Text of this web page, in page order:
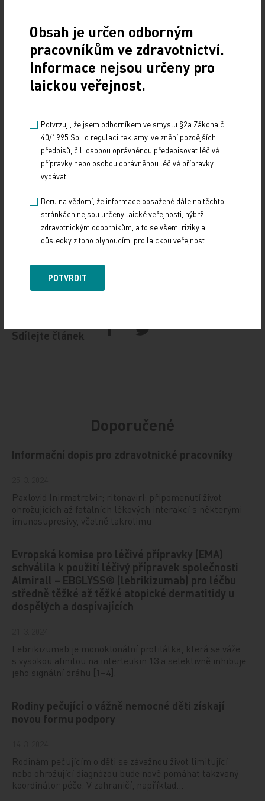
v předchozím roce. Důvodem je, že ambulantní
segment následuje doporučení pojišťovny ve formě
pozitivních listů na léky, a pomáhá tak VZP šetřit.
Je to už třetí rok v řadě, co pojišťovna neprovádí
O případném uzavření dalších dohod pro rok 2015
VZP a ČLK nadále jednají. Lze předpokládat, že
jednání budou ukončena poté, co bude známa
definitivní podoba tzv. úhradové vyhlášky.
Mgr. Oldřich Tichý
vedoucí tiskového oddělení a tiskový mluvčí
Zdroj: VZP
Sdílejte článek
Doporučené
Informační dopis pro zdravotnické pracovníky
Paxlovid (nirmatrelvir; ritonavir): připomenutí život
ohrožujících až fatálních lékových interakcí s některými
imunosupresivy, včetně takrolimu
Evropská komise pro léčivé přípravky (EMA)
schválila k použití léčivý přípravek společnosti
Almirall – EBGLYSS® (lebrikizumab) pro léčbu
středně těžké až těžké atopické dermatitidy u
dospělých a dospívajících
Lebrikizumab je monoklonální protilátka, která se váže
s vysokou afinitou na interleukin 13 a selektivně inhibuje
jeho signální dráhu [1–4].
Rodiny pečující o vážně nemocné děti získají
novou formu podpory
Rodinám pečujícím o děti se závažnou život limitující
nebo ohrožující diagnózou bude nově pomáhat takzvaný
koordinátor péče. V zahraničí, například…
Obsah je určen odborným
pracovníkům ve zdravotnictví.
Informace nejsou určeny pro
laickou veřejnost.
Potvrzuji, že jsem odborníkem ve smyslu §2a Zákona č.
40/1995 Sb., o regulaci reklamy, ve znění pozdějších
předpisů, čili osobou oprávněnou předepisovat léčivé
přípravky nebo osobou oprávněnou léčivé přípravky
vydávat.
Beru na vědomí, že informace obsažené dále na těchto
stránkách nejsou určeny laické veřejnosti, nýbrž
zdravotnickým odborníkům, a to se všemi riziky a
důsledky z toho plynoucími pro laickou veřejnost.
POTVRDIT